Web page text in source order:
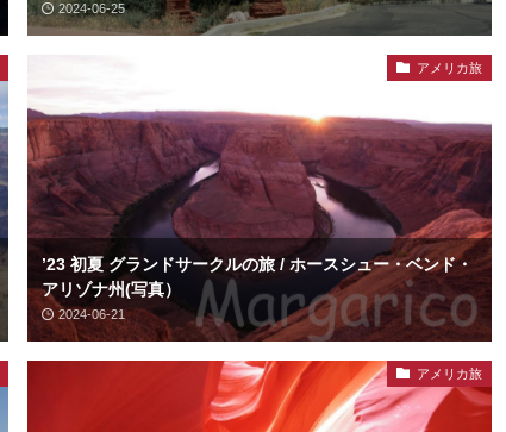
2024-06-25
アメリカ旅
’23 初夏 グランドサークルの旅 / ホースシュー・ベンド・
アリゾナ州(写真）
2024-06-21
アメリカ旅